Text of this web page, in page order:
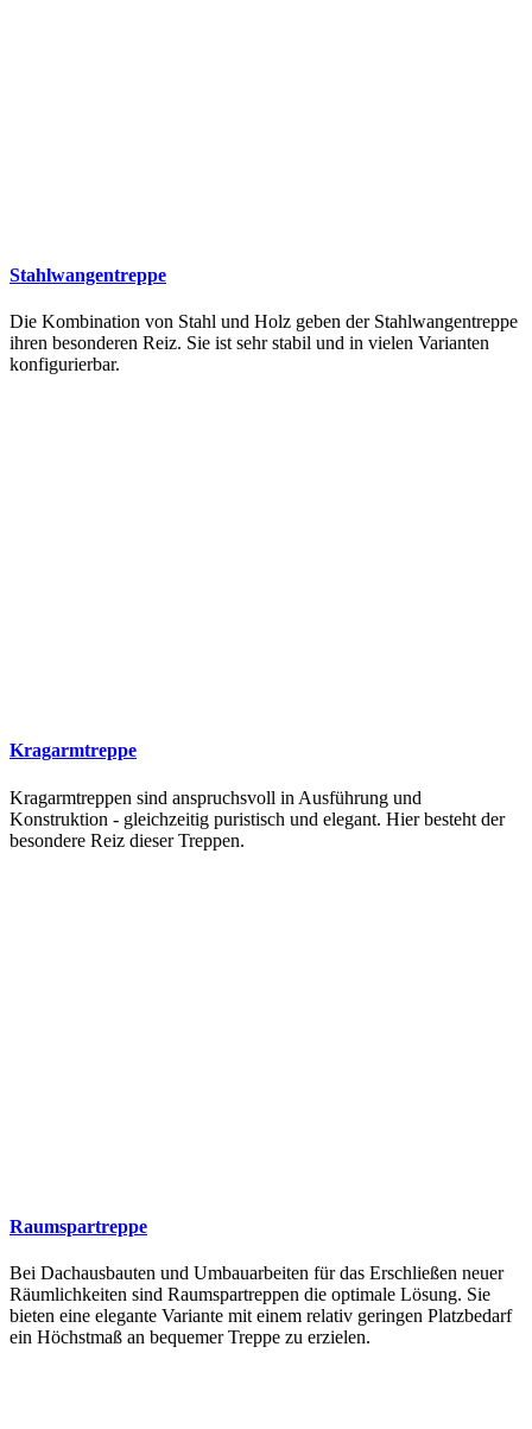
Stahlwangentreppe
Die Kombination von Stahl und Holz geben der Stahlwangentreppe
ihren besonderen Reiz. Sie ist sehr stabil und in vielen Varianten
konfigurierbar.
Kragarmtreppe
Kragarmtreppen sind anspruchsvoll in Ausführung und
Konstruktion - gleichzeitig puristisch und elegant. Hier besteht der
besondere Reiz dieser Treppen.
Raumspartreppe
Bei Dachausbauten und Umbauarbeiten für das Erschließen neuer
Räumlichkeiten sind Raumspartreppen die optimale Lösung. Sie
bieten eine elegante Variante mit einem relativ geringen Platzbedarf
ein Höchstmaß an bequemer Treppe zu erzielen.